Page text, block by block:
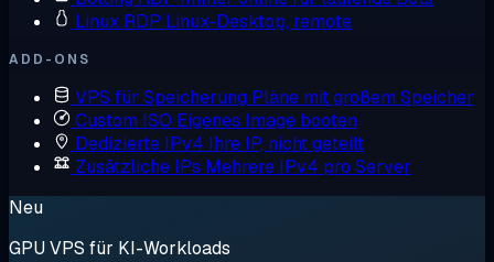
Linux RDP Linux-Desktop, remote
ADD-ONS
VPS für Speicherung Pläne mit großem Speicher
Custom ISO Eigenes Image booten
Dedizierte IPv4 Ihre IP, nicht geteilt
Zusätzliche IPs Mehrere IPv4 pro Server
Neu
GPU VPS für KI-Workloads